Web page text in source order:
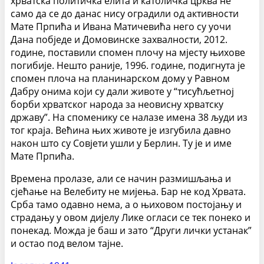
само да се до данас нису оградили од активности
Мате Прпића и Ивана Матичевића него су уочи
Дана побједе и Домовинске захвалности, 2012.
године, поставили спомен плочу на мјесту њихове
погибије. Нешто раније, 1996. године, подигнута је
спомен плоча на планинарском дому у Равном
Дабру онима који су дали животе у “тисућљетној
борби хрватског народа за неовисну хрватску
државу”. На споменику се налазе имена 38 људи из
тог краја. Већина њих животе је изгубила давно
након што су Совјети ушли у Берлин. Ту је и име
Мате Прпића.
Времена пролазе, али се начин размишљања и
сјећање на Велебиту не мијења. Бар не код Хрвата.
Срба тамо одавно нема, а о њиховом постојању и
страдању у овом дијелу Лике огласи се тек понеко и
понекад. Можда је баш и зато “Други лички устанак”
и остао под велом тајне.